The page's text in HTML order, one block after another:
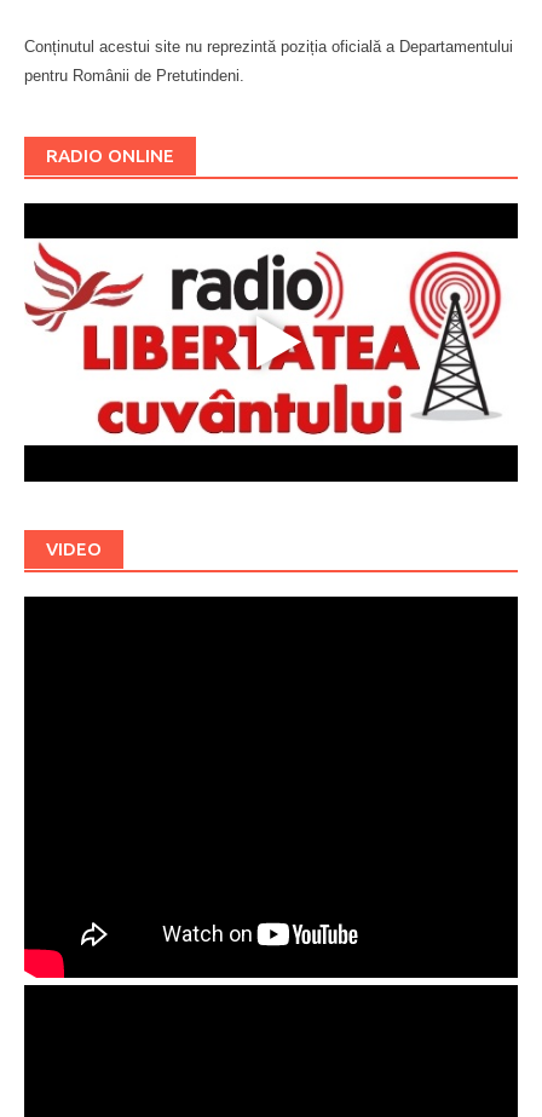
Conținutul acestui site nu reprezintă poziția oficială a Departamentului
pentru Românii de Pretutindeni.
RADIO ONLINE
VIDEO